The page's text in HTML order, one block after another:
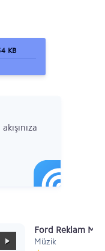
KB
Ford Reklam
Müzik